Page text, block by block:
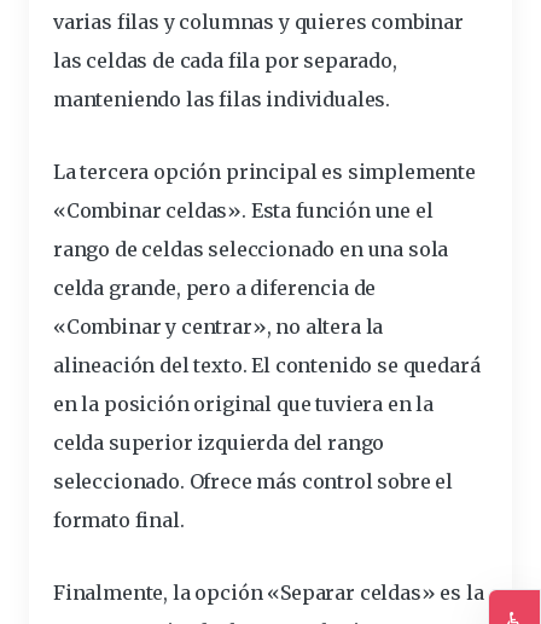
varias filas y columnas y quieres combinar
las celdas de cada fila por separado,
manteniendo las filas individuales.
La tercera opción principal es simplemente
«Combinar celdas». Esta función une el
rango de celdas seleccionado en una sola
celda grande, pero a diferencia de
«Combinar y centrar», no altera la
alineación del texto. El contenido se quedará
en la posición original que tuviera en la
celda superior izquierda del rango
seleccionado. Ofrece más control sobre el
formato final.
Finalmente, la opción «Separar celdas» es la